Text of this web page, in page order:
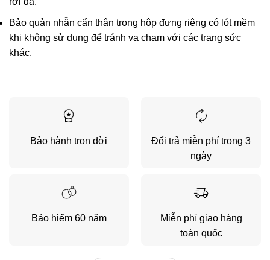
Bảo quản nhẫn cẩn thận trong hộp đựng riêng có lót mềm
khi không sử dụng để tránh va chạm với các trang sức
khác.
Bảo hành trọn đời
Đổi trả miễn phí trong 3
ngày
Bảo hiểm 60 năm
Miễn phí giao hàng
toàn quốc